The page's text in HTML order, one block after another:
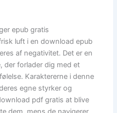
epub gratis
luft i en download epub
af negativitet. Det er en
der forlader dig med et
Karaktererne i denne
egne styrker og
pdf gratis at blive